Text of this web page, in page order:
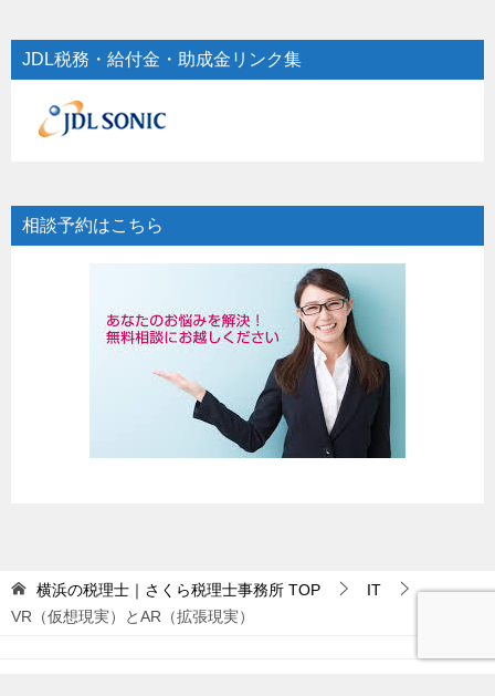
JDL税務・給付金・助成金リンク集
相談予約はこちら
横浜の税理士｜さくら税理士事務所 TOP
IT
VR（仮想現実）とAR（拡張現実）